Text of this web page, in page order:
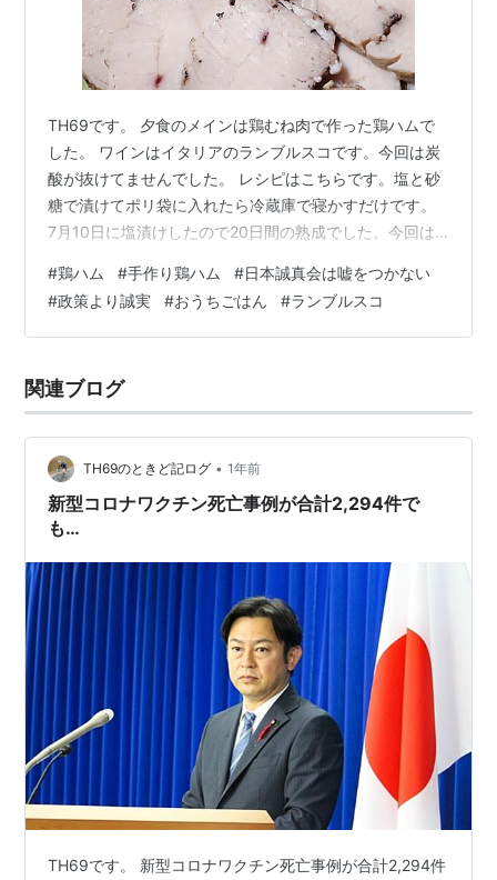
TH69です。 夕食のメインは鶏むね肉で作った鶏ハムで
した。 ワインはイタリアのランブルスコです。今回は炭
酸が抜けてませんでした。 レシピはこちらです。塩と砂
糖で漬けてポリ袋に入れたら冷蔵庫で寝かすだけです。
7月10日に塩漬けしたので20日間の熟成でした。今回は
たひたまで水を加えます。 火を点けて沸騰したら弱火に
して、アクを取りながら5分煮込みます。 蓋をして冷め
るまで余熱で火を通したら鶏ハムの完成です。メチャ簡
ンマにいいレシピ見つけたモンです。 3%の塩と砂糖で味
もバッチリです。簡単で…
#鶏ハム #手作り鶏ハム #日本誠真会は嘘をつかない
#政策より誠実 #おうちごはん #ランブルスコ
関連ブログ
TH69のときど記ログ • 1年前
新型コロナワクチン死亡事例が合計2,294件で
も…
TH69です。 新型コロナワクチン死亡事例が合計2,294件